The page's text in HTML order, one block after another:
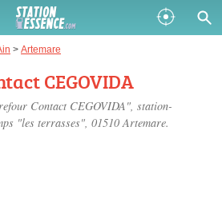
> Artemare
CEGOVIDA
Contact CEGOVIDA", station-
"les terrasses", 01510 Artemare.
Épuisé